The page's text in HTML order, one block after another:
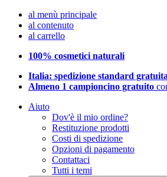
al menù principale
al contenuto
al carrello
100% cosmetici naturali
Italia: spedizione standard gratuita
Almeno 1 campioncino gratuito
Aiuto
Dov'è il mio ordine?
Restituzione prodotti
Costi di spedizione
Opzioni di pagamento
Contattaci
Tutti i temi